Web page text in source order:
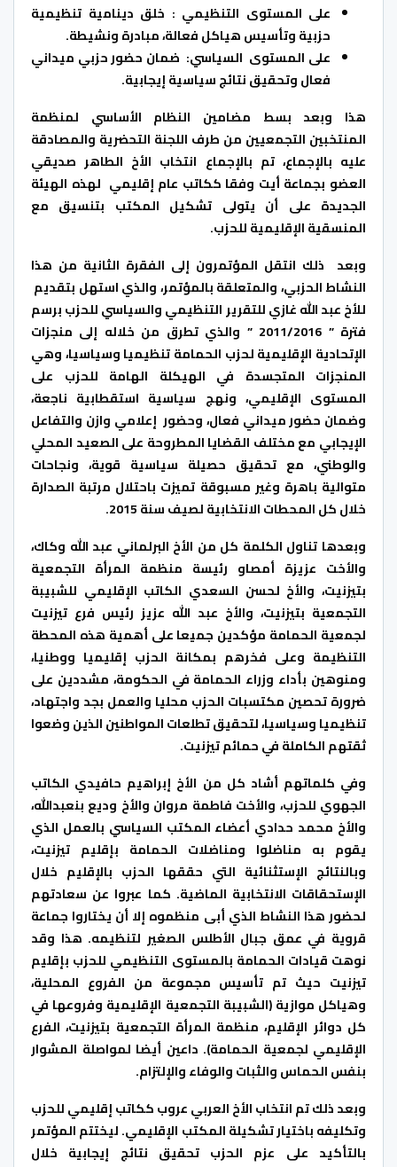
على المستوى التنظيمي : خلق دينامية تنظيمية
حزبية وتأسيس هياكل فعالة، مبادرة ونشيطة.
على المستوى السياسي: ضمان حضور حزبي ميداني
فعال وتحقيق نتائج سياسية إيجابية.
هذا وبعد بسط مضامين النظام الأساسي لمنظمة
المنتخبين التجمعيين من طرف اللجنة التحضرية والمصادقة
عليه بالإجماع، تم بالإجماع انتخاب الأخ الطاهر صديقي
العضو بجماعة أيت وفقا ككاتب عام إقليمي لهذه الهيئة
الجديدة على أن يتولى تشكيل المكتب بتنسيق مع
المنسقية الإقليمية للحزب.
وبعد ذلك انتقل المؤتمرون إلى الفقرة الثانية من هذا
النشاط الحزبي، والمتعلقة بالمؤتمر، والذي استهل بتقديم
للأخ عبد الله غازي للتقرير التنظيمي والسياسي للحزب برسم
فترة ” 2011/2016 ” والذي تطرق من خلاله إلى منجزات
الإتحادية الإقليمية لحزب الحمامة تنظيميا وسياسيا، وهي
المنجزات المتجسدة في الهيكلة الهامة للحزب على
المستوى الإقليمي، ونهج سياسية استقطابية ناجعة،
وضمان حضور ميداني فعال، وحضور إعلامي وازن والتفاعل
الإيجابي مع مختلف القضايا المطروحة على الصعيد المحلي
والوطني، مع تحقيق حصيلة سياسية قوية، ونجاحات
متوالية باهرة وغير مسبوقة تميزت باحتلال مرتبة الصدارة
خلال كل المحطات الانتخابية لصيف سنة 2015.
وبعدها تناول الكلمة كل من الأخ البرلماني عبد الله وكاك،
والأخت عزيزة أمصاو رئيسة منظمة المرأة التجمعية
بتيزنيت، والأخ لحسن السعدي الكاتب الإقليمي للشبيبة
التجمعية بتيزنيت، والأخ عبد الله عزيز رئيس فرع تيزنيت
لجمعية الحمامة مؤكدين جميعا على أهمية هذه المحطة
التنظيمة وعلى فخرهم بمكانة الحزب إقليميا ووطنيا،
ومنوهين بأداء وزراء الحمامة في الحكومة، مشددين على
ضرورة تحصين مكتسبات الحزب محليا والعمل بجد واجتهاد،
تنظيميا وسياسيا، لتحقيق تطلعات المواطنين الذين وضعوا
ثقتهم الكاملة في حمائم تيزنيت.
وفي كلماتهم أشاد كل من الأخ إبراهيم حافيدي الكاتب
الجهوي للحزب، والأخت فاطمة مروان والأخ وديع بنعبدالله،
والأخ محمد حدادي أعضاء المكتب السياسي بالعمل الذي
يقوم به مناضلوا ومناضلات الحمامة بإقليم تيزنيت،
وبالنتائج الإستثنائية التي حققها الحزب بالإقليم خلال
الإستحقاقات الانتخابية الماضية. كما عبروا عن سعادتهم
لحضور هذا النشاط الذي أبى منظموه إلا أن يختاروا جماعة
قروية في عمق جبال الأطلس الصغير لتنظيمه. هذا وقد
نوهت قيادات الحمامة بالمستوى التنظيمي للحزب بإقليم
تيزنيت حيث تم تأسيس مجموعة من الفروع المحلية،
وهياكل موازية (الشبيبة التجمعية الإقليمية وفروعها في
كل دوائر الإقليم، منظمة المرأة التجمعية بتيزنيت، الفرع
الإقليمي لجمعية الحمامة). داعين أيضا لمواصلة المشوار
بنفس الحماس والثبات والوفاء والإلتزام.
وبعد ذلك تم انتخاب الأخ العربي عروب ككاتب إقليمي للحزب
وتكليفه باختيار تشكيلة المكتب الإقليمي.ليختتم المؤتمر
بالتأكيد على عزم الحزب تحقيق نتائج إيجابية خلال